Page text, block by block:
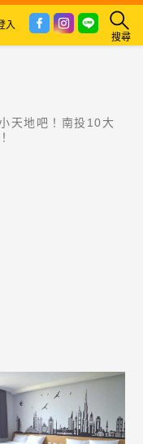
搜尋
入
天地吧！南投10大